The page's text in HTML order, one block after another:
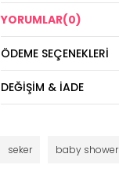
YORUMLAR(0)
ÖDEME SEÇENEKLERI
DEĞIŞIM & İADE
seker baby shower